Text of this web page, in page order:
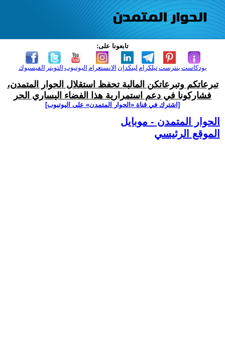
تابعونا على:
الفيسبوك التويتر اليوتيوب الانستغرام لينكدإن تيلكرامبنترست بودكاست
تبرعاتكم وتبرعاتكن المالية تحفظ استقلال الحوار المتمدن،
فشاركونا في دعم استمرارية هذا الفضاء اليساري الحر
[اشترك في قناة ‫«الحوار المتمدن» على اليوتيوب]
الحوار المتمدن - موبايل
الموقع الرئيسي